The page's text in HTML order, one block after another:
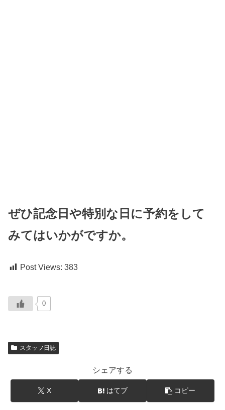
ぜひ記念日や特別な日に予約をして
みてはいかがですか。
Post Views: 383
0
スタッフ日誌
シェアする
X はてブ コピー